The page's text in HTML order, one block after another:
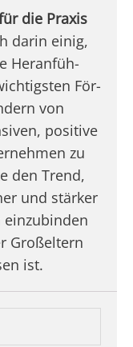
die Praxis
dar­in einig,
Her­an­füh­
För­
von
posi­ti­ve
zu
den Trend,
und stär­ker
Groß­el­tern
ist.